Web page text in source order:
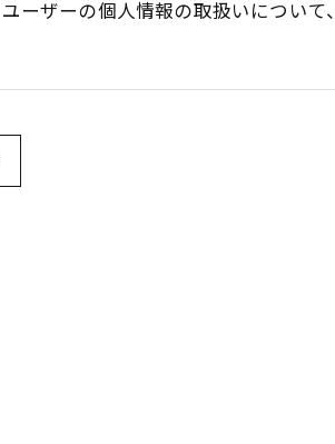
ーザーの個人情報の取扱いについ